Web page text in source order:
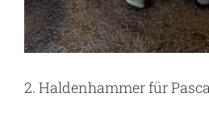
2. Haldenhammer für